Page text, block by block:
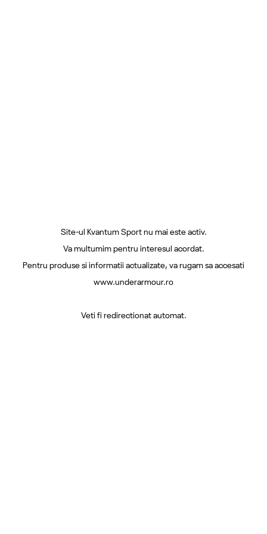
Site-ul Kvantum Sport nu mai este activ.
Va multumim pentru interesul acordat.
Pentru produse si informatii actualizate, va rugam sa accesati
www.underarmour.ro
Veti fi redirectionat automat.